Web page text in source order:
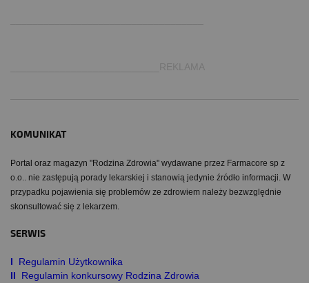
___________________________REKLAMA
KOMUNIKAT
Portal oraz magazyn "Rodzina Zdrowia" wydawane przez Farmacore sp z
o.o.. nie zastępują porady lekarskiej i stanowią jedynie źródło informacji. W
przypadku pojawienia się problemów ze zdrowiem należy bezwzględnie
skonsultować się z lekarzem.
SERWIS
I Regulamin Użytkownika
II
Regulamin konkursowy Rodzina Zdrowia